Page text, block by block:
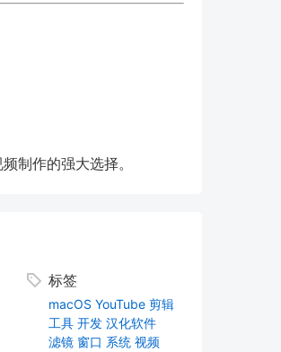
制作的强大选择。
标签
macOS YouTube 剪辑
工具 开发 汉化软件
滤镜 窗口 系统 视频